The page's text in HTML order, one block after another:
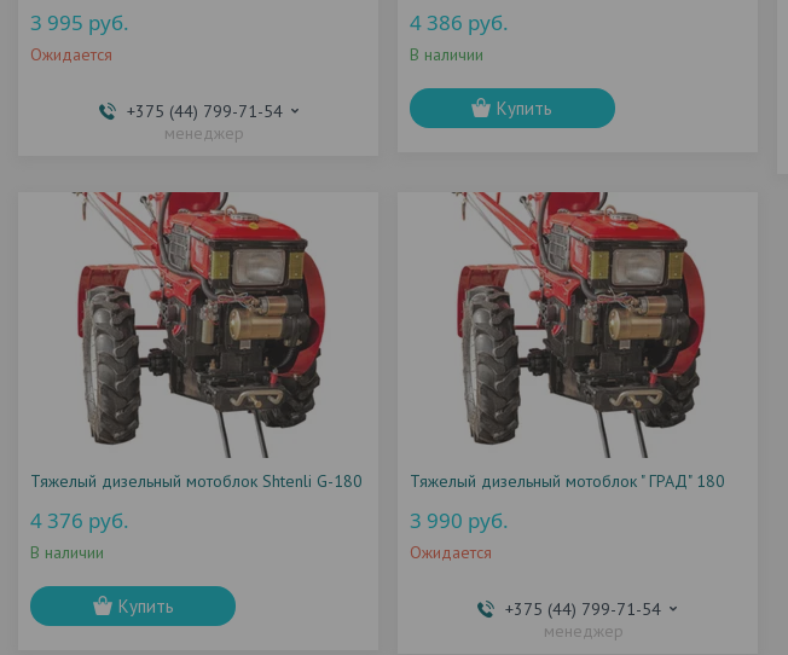
3 995 руб.
Ожидается
+375 (44) 799-71-54
менеджер
4 386 руб.
В наличии
Купить
Тяжелый дизельный мотоблок Shtenli G-180
4 376 руб.
В наличии
Купить
Тяжелый дизельный мотоблок " ГРАД" 180
3 990 руб.
Ожидается
+375 (44) 799-71-54
менеджер